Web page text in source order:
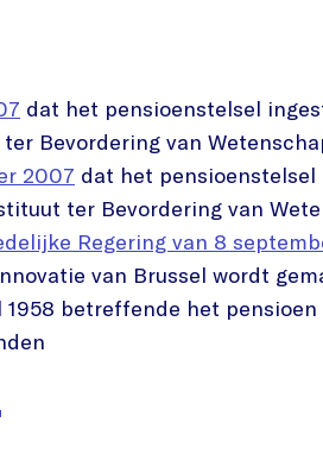
dat het pensioenstelsel
Bevordering van
2007 dat het
ter Bevordering van
Regering van 8
van Brussel wordt
betreffende het